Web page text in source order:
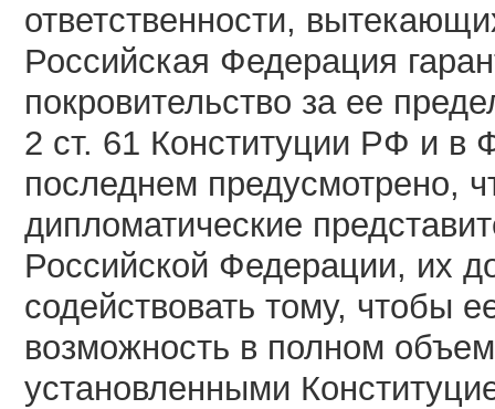
ответственности,
Российская Федерация
покровительство за ее
2 ст. 61 Конституции РФ и в
последнем предусмотрено,
дипломатические
Российской Федерации, их
содействовать тому, чтобы
возможность в полном
установленными